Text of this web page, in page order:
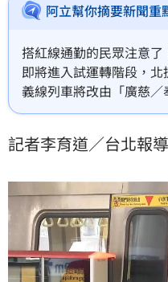
阿立幫你摘要新聞重
搭紅線通勤的民眾注意了
即將進入試運轉階段，
義線列車將改由「廣慈
新站目前尚未正式開放
也將微幅拉長1至2分鐘，
記者李育道／台北報導